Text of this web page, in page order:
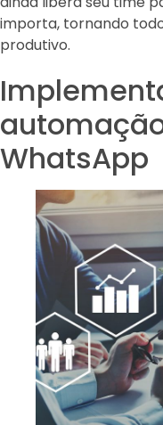
importa, tornando
produtivo.
WhatsApp